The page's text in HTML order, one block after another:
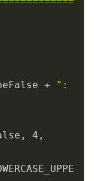
+
":
4 ,